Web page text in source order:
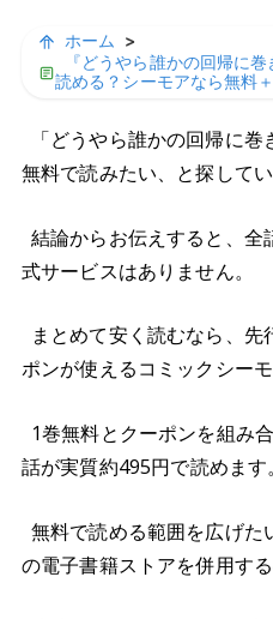
ホーム
>
『どうやら誰かの回帰に
読める？シーモアなら無料
「どうやら誰かの回帰に
無料で読みたい、と探して
結論からお伝えすると、
式サービスはありません。
まとめて安く読むなら、先
ポンが使えるコミックシーモ
1巻無料とクーポンを組み
話が実質約495円で読めます。
無料で読める範囲を広げ
の電子書籍ストアを併用す